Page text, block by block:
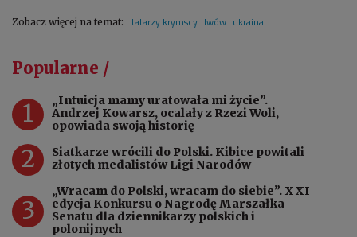
Zobacz więcej na temat: tatarzy krymscy lwów ukraina
Popularne /
1
„Intuicja mamy uratowała mi życie”.
Andrzej Kowarsz, ocalały z Rzezi Woli,
opowiada swoją historię
2
Siatkarze wrócili do Polski. Kibice powitali
złotych medalistów Ligi Narodów
3
„Wracam do Polski, wracam do siebie”. XXI
edycja Konkursu o Nagrodę Marszałka
Senatu dla dziennikarzy polskich i
polonijnych